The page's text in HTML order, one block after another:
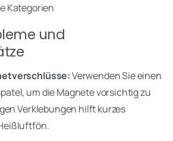
Kategorien
und
Verwenden Sie einen
um die Magnete vorsichtig zu
Verklebungen hilft kurzes